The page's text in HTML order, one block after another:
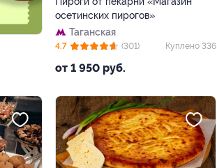
осетинских пирогов»
Таганская
от 1 950 руб.
4.7 (301) Куплено 336